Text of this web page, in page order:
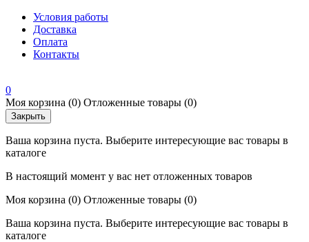
Условия работы
Доставка
Оплата
Контакты
0
Моя корзина (0) Отложенные товары (0)
Закрыть
Ваша корзина пуста. Выберите интересующие вас товары в
каталоге
В настоящий момент у вас нет отложенных товаров
Моя корзина (0) Отложенные товары (0)
Ваша корзина пуста. Выберите интересующие вас товары в
каталоге